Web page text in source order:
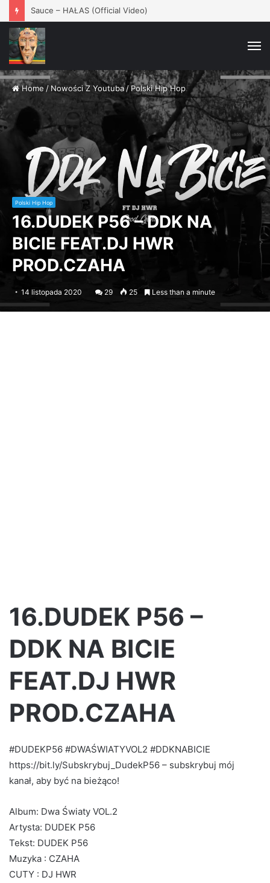
PIZZA VÍKEND – Jeden Celek / 16.8. / Rokáč Jablunkov
Home / Nowości Z Youtuba / Polski Hip Hop
Polski Hip Hop
16.DUDEK P56 – DDK NA
BICIE FEAT.DJ HWR
PROD.CZAHA
14 listopada 2020 29 25 Less than a minute
16.DUDEK P56 –
DDK NA BICIE
FEAT.DJ HWR
PROD.CZAHA
#DUDEKP56 #DWAŚWIATYVOL2 #DDKNABICIE
https://bit.ly/Subskrybuj_DudekP56 – subskrybuj mój
kanał, aby być na bieżąco!
Album: Dwa Światy VOL.2
Artysta: DUDEK P56
Tekst: DUDEK P56
Muzyka : CZAHA
CUTY : DJ HWR